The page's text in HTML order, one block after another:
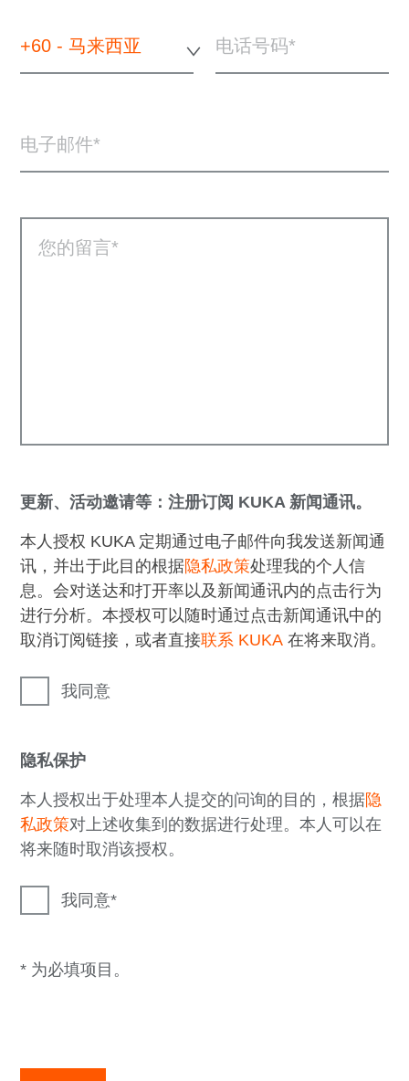
+60 - 马来西亚 电话号码
电子邮件
您的留言
更新、活动邀请等：注册订阅 KUKA 新闻通讯。
本人授权 KUKA 定期通过电子邮件向我发送新闻通
讯，并出于此目的根据隐私政策处理我的个人信
息。会对送达和打开率以及新闻通讯内的点击行为
进行分析。本授权可以随时通过点击新闻通讯中的
取消订阅链接，或者直接联系 KUKA 在将来取消。
我同意
隐私保护
本人授权出于处理本人提交的问询的目的，根据隐
私政策对上述收集到的数据进行处理。本人可以在
将来随时取消该授权。
我同意
* 为必填项目。